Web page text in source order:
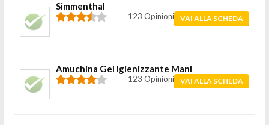
Simmenthal
123 Opinioni VAI ALLA SCHEDA
Amuchina Gel Igienizzante Mani
123 Opinioni VAI ALLA SCHEDA